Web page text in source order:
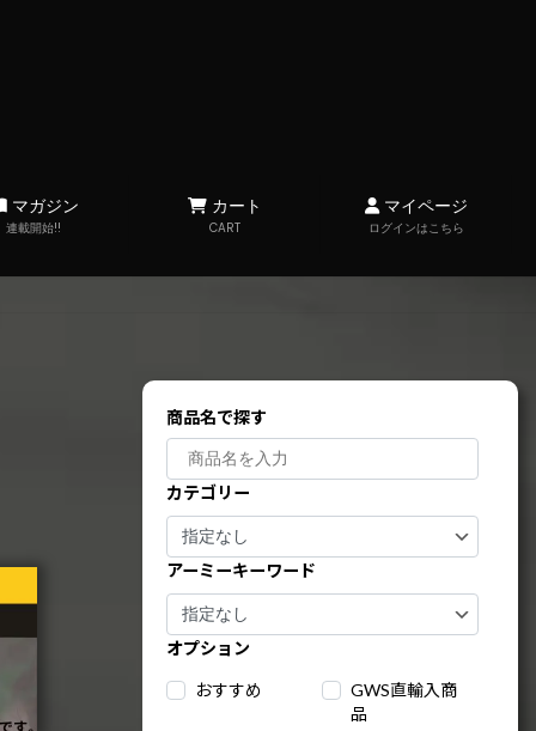
マガジン
連載開始!!
カート
CART
マイページ
ログインはこちら
商品名で探す
カテゴリー
アーミーキーワード
オプション
おすすめ
GWS直輸入商
品